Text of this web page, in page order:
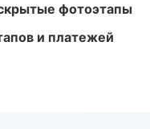
фотоэтапы
и платежей